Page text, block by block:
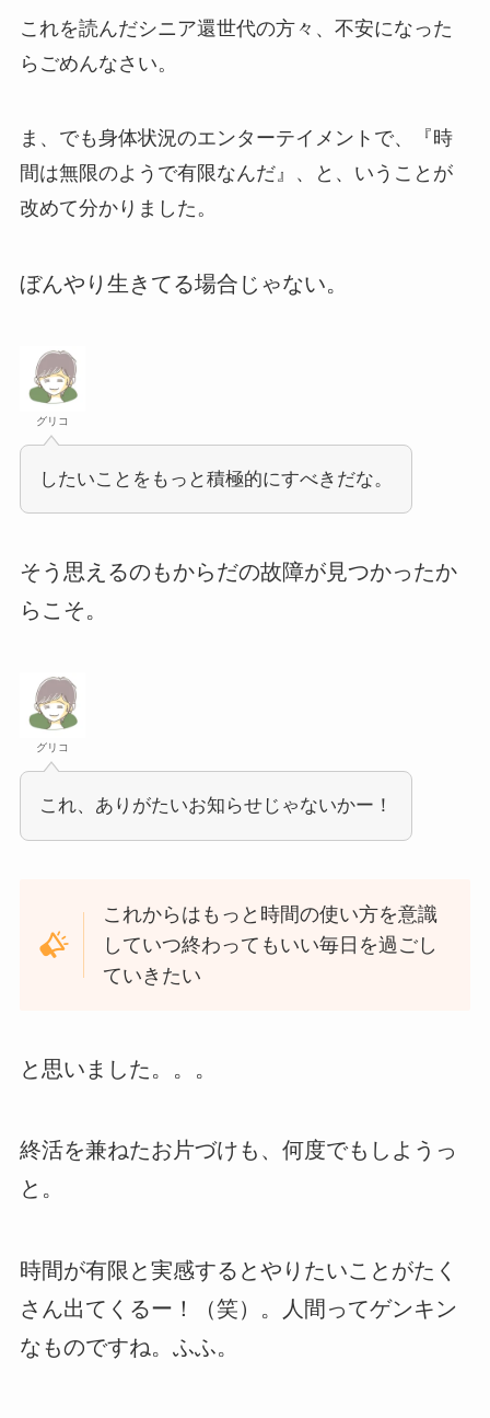
これを読んだシニア還世代の方々、不安になった
らごめんなさい。
ま、でも身体状況のエンターテイメントで、
『時
間は無限のようで有限なんだ』
、と、いうことが
改めて分かりました。
ぼんやり生きてる場合じゃない。
グリコ
したいことをもっと積極的にすべきだな。
そう思えるのもからだの故障が見つかったか
らこそ。
グリコ
これ、ありがたいお知らせじゃないかー！
これからはもっと時間の使い方を意識
していつ終わってもいい毎日を過ごし
ていきたい
と思いました。。。
終活を兼ねたお片づけも、何度でもしようっ
と。
時間が有限と実感するとやりたいことがたく
さん出てくるー！（笑）。人間ってゲンキン
なものですね。ふふ。